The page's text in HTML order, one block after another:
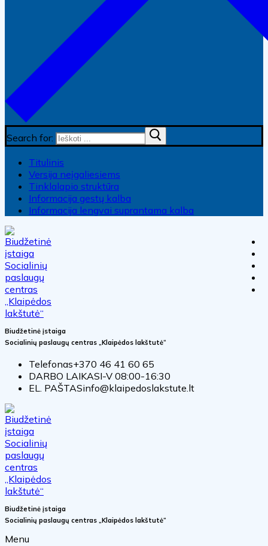
Search for:
Titulinis
Versija neįgaliesiems
Tinklalapio struktūra
Informacija gestų kalba
Informacija lengvai suprantama kalba
Biudžetinė įstaiga
Socialinių paslaugų centras „Klaipėdos lakštutė“
Telefonas+370 46 41 60 65
DARBO LAIKASI-V 08:00-16:30
EL. PAŠTASinfo@klaipedoslakstute.lt
Biudžetinė įstaiga
Socialinių paslaugų centras „Klaipėdos lakštutė“
Menu